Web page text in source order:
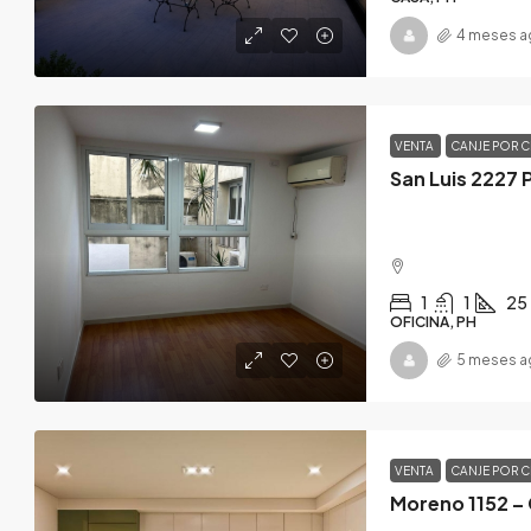
4 meses
VENTA CANJE POR
San Luis 2227
1 1 25
OFICINA, PH
5 meses
VENTA CANJE POR
Moreno 1152